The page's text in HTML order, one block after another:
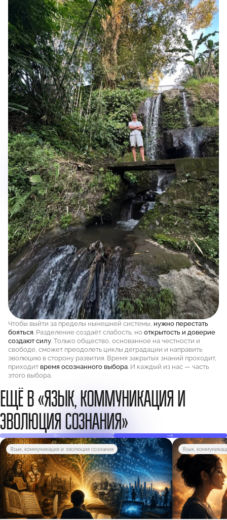
Чтобы выйти за пределы нынешней системы, нужно перестать
бояться. Разделение создаёт слабость, нооткрытость и доверие
создают силу. Только общество, основанное на честности и
свободе, сможет преодолеть циклы деградации и направить
эволюцию в сторону развития. Время закрытых знаний проходит,
приходит время осознанного выбора. И каждый из нас — часть
этого выбора.
ЕЩЁ В «ЯЗЫК, КОММУНИКАЦИЯ И
ЭВОЛЮЦИЯ СОЗНАНИЯ»
Язык, коммуникация и эволюция сознания Язык,